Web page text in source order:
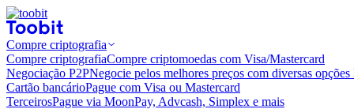
Compre criptografia
Compre criptografiaCompre criptomoedas com Visa/Mastercard
Negociação P2PNegocie pelos melhores preços com diversas
Cartão bancárioPague com Visa ou Mastercard
TerceirosPague via MoonPay, Advcash, Simplex e mais